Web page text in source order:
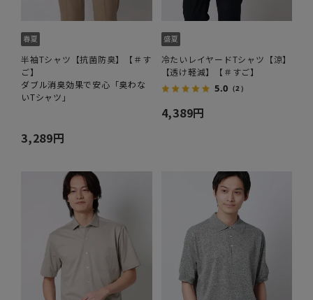
半袖Tシャツ【抗菌防臭】【＃す
ご】
ダブル消臭効果で安心「臭わな
いTシャツ」
3,289円
冷たいレイヤードTシャツ【涼】
【透け軽減】【＃すご】
5.0 （2）
4,389円